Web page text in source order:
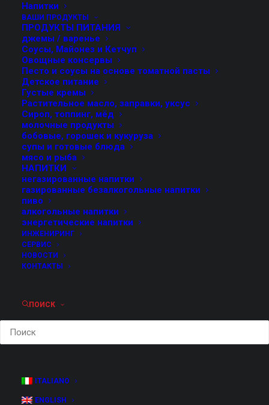
Напитки
ВАШИ ПРОДУКТЫ
ПРОДУКТЫ ПИТАНИЯ
джемы / варенье
Соусы, Майонез и Кетчуп
Овощные консервы
Песто и соусы на основе томатной пасты
Детское питание
Густые кремы
Растительное масло, заправки, уксус
Сироп, топпинг, мёд
молочные продукты
бобовые, горошек и кукуруза
супы и готовые блюда
мясо и рыба
НАПИТКИ
негазированные напитки
газированные безалкогольные напитки
пиво
алкогольные напитки
энергетические напитки
ИНЖЕНИРИНГ
СЕРВИС
НОВОСТИ
КОНТАКТЫ
ПОИСК
ITALIANO
ENGLISH
КОРЗИНЫ
Компания FMT разрабатывает и
изготавливает комплектные
продукта, в том числе
устройства для загрузки банок с
металлическими ёмкостями.
производительности, вида
продукта и особенностей